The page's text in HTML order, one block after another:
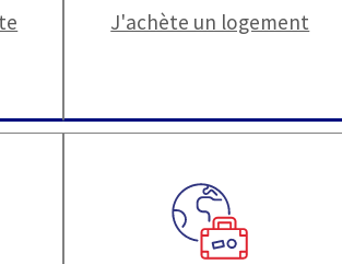
J'achète un logement